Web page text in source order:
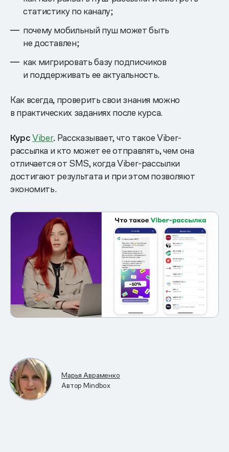
статистику по каналу;
почему мобильный пуш может быть
не доставлен;
как мигрировать базу подписчиков
и поддерживать ее актуальность.
Как всегда, проверить свои знания можно
в практических заданиях после курса.
КурсViber. Рассказывает, что такое Viber-
рассылка и кто может ее отправлять, чем она
отличается от SMS, когда Viber-рассылки
достигают результата и при этом позволяют
экономить.
Марья Авраменко
Автор Mindbox